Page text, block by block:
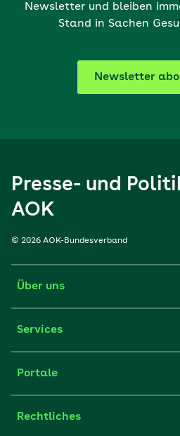
Newsletter und bleiben
Stand in Sachen
Newsletter
Presse- und
AOK
© 2026 AOK-Bundesverband
Über uns
Services
Portale
Rechtliches